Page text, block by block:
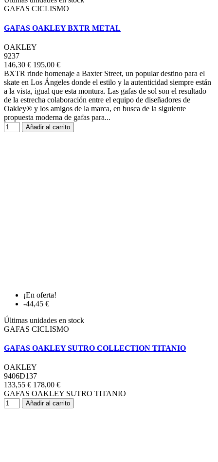
GAFAS CICLISMO
GAFAS OAKLEY BXTR METAL
OAKLEY
9237
146,30 € 195,00 €
BXTR rinde homenaje a Baxter Street, un popular destino para el
skate en Los Ángeles donde el estilo y la autenticidad siempre están
a la vista, igual que esta montura. Las gafas de sol son el resultado
de la estrecha colaboración entre el equipo de diseñadores de
Oakley® y los amigos de la marca, en busca de la siguiente
propuesta moderna de gafas para...
Añadir al carrito
¡En oferta!
-44,45 €
Últimas unidades en stock
GAFAS CICLISMO
GAFAS OAKLEY SUTRO COLLECTION TITANIO
OAKLEY
9406D137
133,55 € 178,00 €
GAFAS OAKLEY SUTRO TITANIO
Añadir al carrito